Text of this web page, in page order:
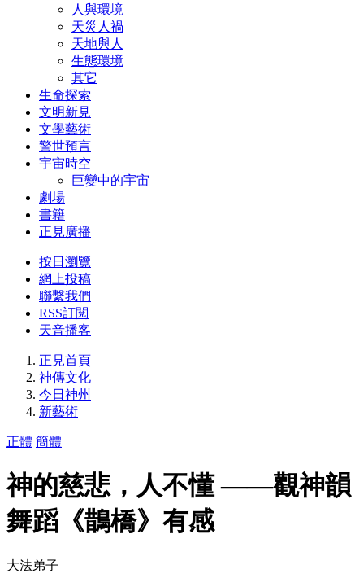
人與環境
天災人禍
天地與人
生態環境
其它
生命探索
文明新見
文學藝術
警世預言
宇宙時空
巨變中的宇宙
劇場
書籍
正見廣播
按日瀏覽
網上投稿
聯繫我們
RSS訂閱
天音播客
正見首頁
神傳文化
今日神州
新藝術
正體 簡體
神的慈悲，人不懂 ——觀神韻
舞蹈《鵲橋》有感
大法弟子